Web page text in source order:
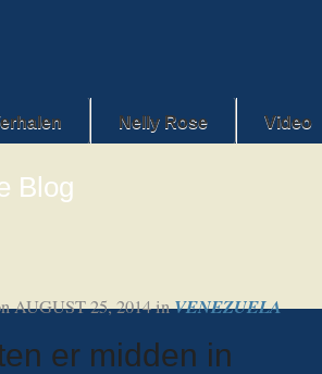
Nelly Rose Video
Blog
AUGUST 25, 2014inVENEZUELA
er midden in